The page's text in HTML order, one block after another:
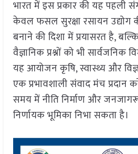
भारत में इस प्रकार की यह पहली
केवल फसल सुरक्षा रसायन उद्योग
बनाने की दिशा में प्रयासरत है,
वैज्ञानिक प्रश्नों को भी सार्वजनिक
यह आयोजन कृषि, स्वास्थ्य और
एक प्रभावशाली संवाद मंच प्रदान
समय में नीति निर्माण और
निर्णायक भूमिका निभा सकता है।